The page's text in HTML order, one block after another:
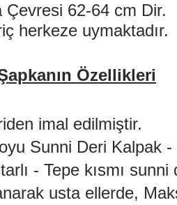
Çevresi 62-64 cm Dir.
herkeze uymaktadır.
Özellikleri
imal edilmiştir.
Sunni Deri Kalpak -
- Tepe kısmı sunni
usta ellerde,